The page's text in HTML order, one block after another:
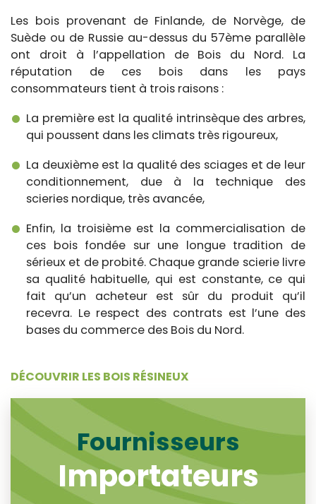
Les bois provenant de Finlande, de Norvège, de
Suède ou de Russie au-dessus du 57ème parallèle
ont droit à l’appellation de Bois du Nord. La
réputation de ces bois dans les pays
consommateurs tient à trois raisons :
La première est la qualité intrinsèque des arbres,
qui poussent dans les climats très rigoureux,
La deuxième est la qualité des sciages et de leur
conditionnement, due à la technique des
scieries nordique, très avancée,
Enfin, la troisième est la commercialisation de
ces bois fondée sur une longue tradition de
sérieux et de probité. Chaque grande scierie livre
sa qualité habituelle, qui est constante, ce qui
fait qu’un acheteur est sûr du produit qu’il
recevra. Le respect des contrats est l’une des
bases du commerce des Bois du Nord.
DÉCOUVRIR LES BOIS RÉSINEUX
Fournisseurs
Importateurs